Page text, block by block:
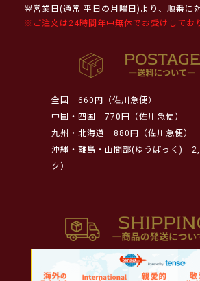
翌営業日(通常 平日の月曜日)より、順番に
※ご注文は24時間年中無休でお受けしてお
全国
660円（佐川急便）
中国・四国
770円（佐川急便）
九州・北海道
880円（佐川急便）
沖縄・離島・山間部(ゆうぱっく)
ク）